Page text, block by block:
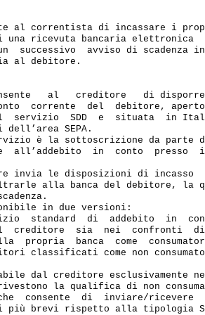
al correntista di incassare i
una ricevuta bancaria elettronica
successivo  avviso di scadenza
al debitore.
al   creditore   di
corrente  del  debitore,
al  servizio  SDD  e  situata  in
SEPA.
è la sottoscrizione da parte
all’addebito  in  conto
invia le disposizioni di incasso
alla banca del debitore, la
in due versioni:
standard  di  addebito  in
creditore  sia  nei  confronti
propria  banca  come
classificati come non
dal creditore esclusivamente
la qualifica di non
consente  di  inviare/ricevere
più brevi rispetto alla tipologia